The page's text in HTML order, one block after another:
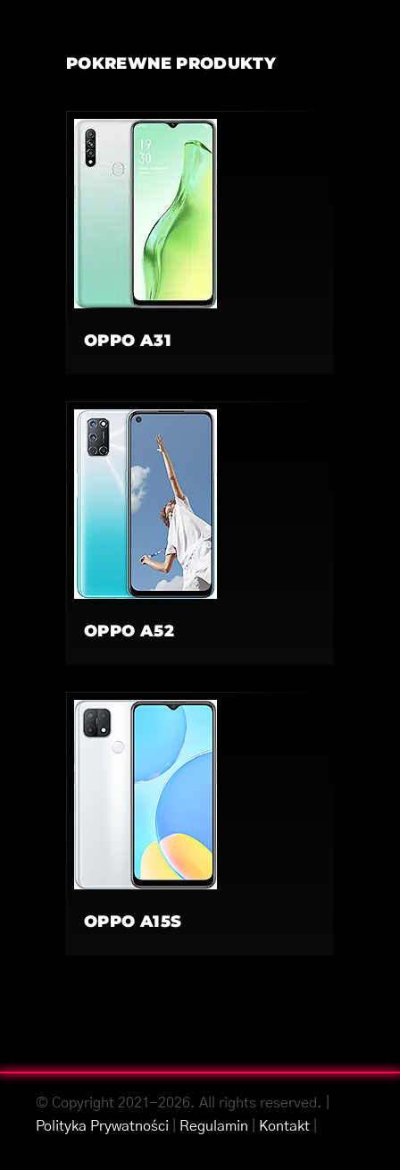
POKREWNE PRODUKTY
OPPO A31
OPPO A52
OPPO A15S
© Copyright 2021-2026. All rights reserved. |
Polityka Prywatności
Regulamin Kontakt